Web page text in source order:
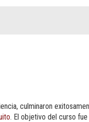
culminaron
. El objetivo del curso